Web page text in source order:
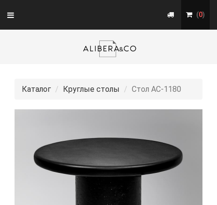
Toggle
navigation
(0)
Каталог Круглые столы Стол АС-1180